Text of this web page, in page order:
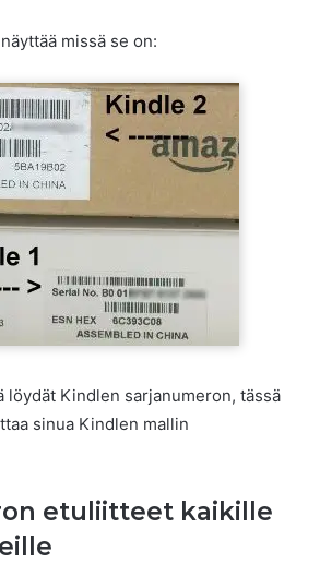
missä se on:
löydät Kindlen sarjanumeron, tässä
sinua Kindlen mallin
etuliitteet kaikille